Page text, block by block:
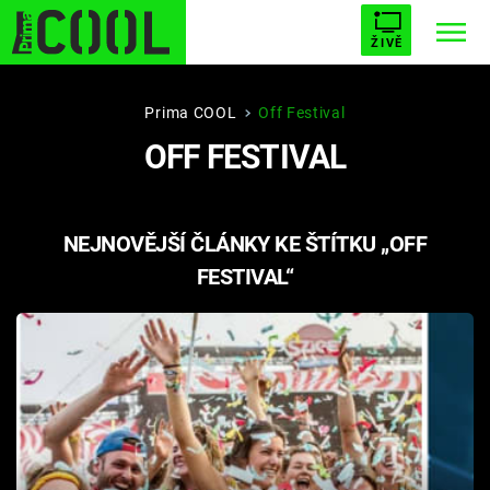
ŽIVĚ
STARHOUSE BUFFY, PŘEMOŽITELKA UPÍRŮ
PLNEJ KOTEL AVENGERS 5
Filmy
Seriály
Hry
Prima COOL Off Festival
OFF FESTIVAL
NEJNOVĚJŠÍ ČLÁNKY KE ŠTÍTKU „OFF
FESTIVAL“